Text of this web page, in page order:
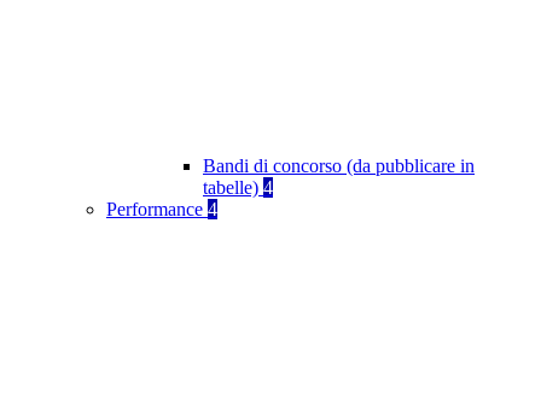
Bandi di concorso (da pubblicare in
tabelle) 4
Performance 4